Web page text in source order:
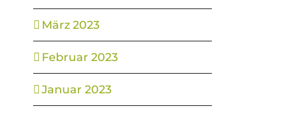
März 2023
Februar 2023
Januar 2023